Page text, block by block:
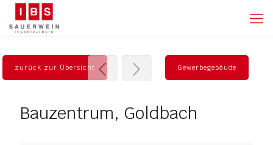
zurück zur Übersicht Gewerbegebäude
Bauzentrum, Goldbach